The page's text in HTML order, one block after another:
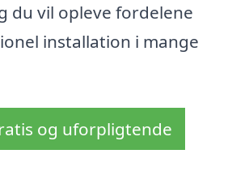
du vil opleve fordelene
installation i mange
og uforpligtende